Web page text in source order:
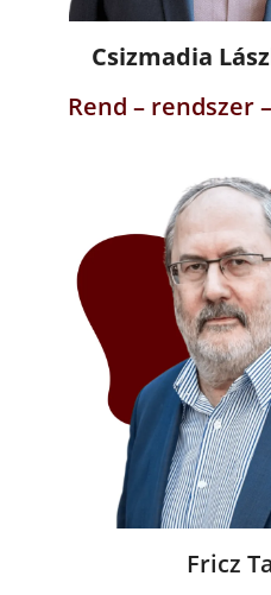
Csizmadia
Rend – rendszer
Fricz